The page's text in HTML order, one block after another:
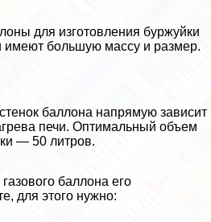
для изготовления буржуйки
имеют большую массу и размер.
баллона напрямую зависит
печи. Оптимальный объем
— 50 литров.
баллона его
для этого нужно: